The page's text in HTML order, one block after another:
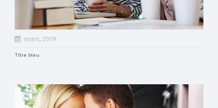
mars, 2019
Titre bleu